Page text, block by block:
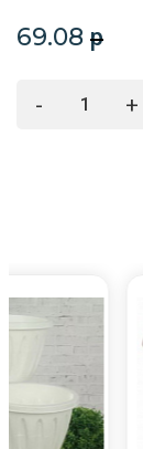
69.08 p
- +